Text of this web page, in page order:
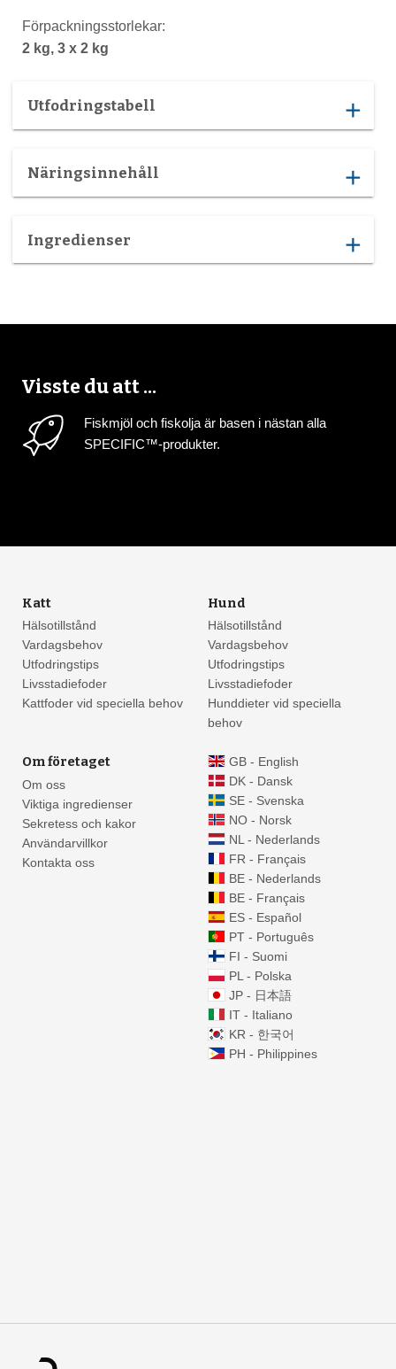
Förpackningsstorlekar:
2 kg, 3 x 2 kg
Utfodringstabell add
Näringsinnehåll add
Ingredienser add
Visste du att ...
Fiskmjöl och fiskolja är basen i nästan alla
SPECIFIC™-produkter.
Katt
Hälsotillstånd
Vardagsbehov
Utfodringstips
Livsstadiefoder
Kattfoder vid speciella behov
Hund
Hälsotillstånd
Vardagsbehov
Utfodringstips
Livsstadiefoder
Hunddieter vid speciella
behov
Om företaget
Om oss
Viktiga ingredienser
Sekretess och kakor
Användarvillkor
Kontakta oss
GB - English
DK - Dansk
SE - Svenska
NO - Norsk
NL - Nederlands
FR - Français
BE - Nederlands
BE - Français
ES - Español
PT - Português
FI - Suomi
PL - Polska
JP - 日本語
IT - Italiano
KR - 한국어
PH - Philippines